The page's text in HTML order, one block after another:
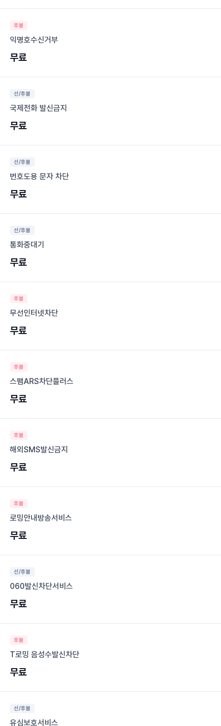
후불
익명호수신거부
무료
선/후불
국제전화 발신금지
무료
선/후불
번호도용 문자 차단
무료
선/후불
통화중대기
무료
후불
무선인터넷차단
무료
후불
스팸ARS차단플러스
무료
후불
해외SMS발신금지
무료
후불
로밍안내방송서비스
무료
선/후불
060발신차단서비스
무료
후불
T로밍 음성수발신차단
무료
선/후불
유심보호서비스